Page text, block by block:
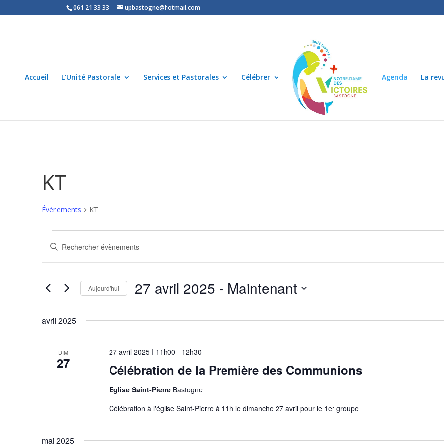
061 21 33 33 upbastogne@hotmail.com
Accueil L’Unité Pastorale Services et Pastorales Célébrer Agenda La
KT
Évènements KT
Évènements
Recherche
et
navigation
vues
Évènements
Saisir
mot-
clé.
Évènements
clé.
Aujourd’hui 27 avril 2025 - Maintenant
avril 2025
DIM
27 Célébration de la Première des Communions
27 avril 2025 I 11h00 - 12h30
Eglise Saint-Pierre Bastogne
Célébration à l'église Saint-Pierre à 11h le dimanche 27 avril pour le 1er groupe
mai 2025